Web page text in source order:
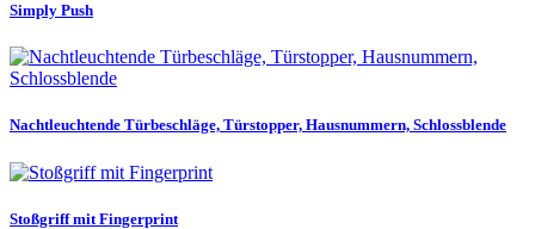
Simply Push
Nachtleuchtende Türbeschläge, Türstopper, Hausnummern, Schlossblende
Stoßgriff mit Fingerprint